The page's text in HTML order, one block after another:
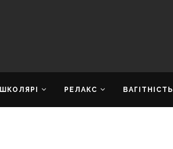
ШКОЛЯРІ РЕЛАКС ВАГІТНІСТЬ